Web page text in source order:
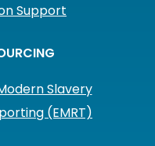
Support
Slavery
(EMRT)